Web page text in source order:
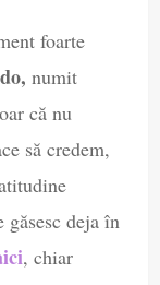
foarte
numit
că nu
să credem,
găsesc deja în
, chiar